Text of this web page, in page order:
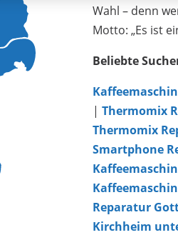
Wahl – denn
Motto: „Es ist
Beliebte
| Thermomix
Thermomix
Smartphone
Reparatur
Kirchheim